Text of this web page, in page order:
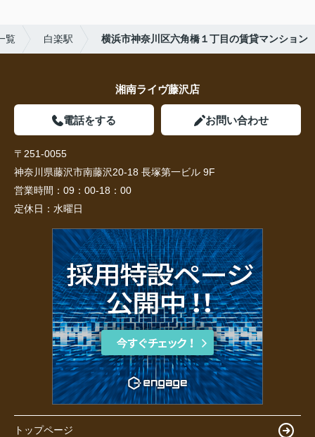
覧 白楽駅 横浜市神奈川区六角橋１丁目の賃貸マンション
湘南ライヴ藤沢店
電話をする お問い合わせ
〒251-0055
神奈川県藤沢市南藤沢20-18 長塚第一ビル 9F
営業時間： 09：00-18：00
定休日： 水曜日
トップページ